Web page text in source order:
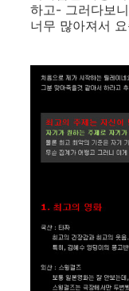
하고- 그러다보
너무 많아져서